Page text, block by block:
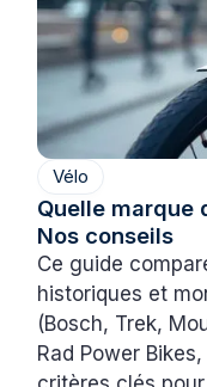
Vélo
Quelle marque
Nos conseils
Ce guide
historiques et
(Bosch, Trek,
Rad Power